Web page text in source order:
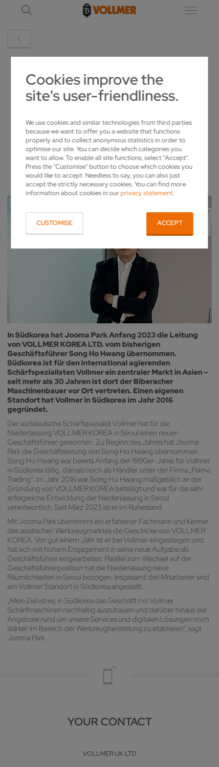
Cookies improve the
site's user-friendliness.
We use cookies and similar technologies from third parties
because we want to offer you a website that functions
properly and to collect anonymous statistics in order to
optimise our site. You can decide which categories you
want to allow. To enable all site functions, select "Accept".
Press the "Customise" button to choose which cookies you
would like to accept. Needless to say, you can also just
accept the strictly necessary cookies. You can find more
information about cookies in ourprivacy statement.
CUSTOMISE ACCEPT
WECHSEL IN DER GESCHÄFTSFÜHRUNG
BEI VOLLMER KOREA
2023-10-24
In Südkorea hat Jooma Park Anfang 2023 die Leitung
von VOLLMER KOREA LTD. vom bisherigen
Geschäftsführer Song Ho Hwang übernommen.
Südkorea ist für den international agierenden
Schärfspezialisten Vollmer ein zentraler Markt in Asien –
seit mehr als 30 Jahren ist dort der Biberacher
Maschinenbauer vor Ort vertreten. Einen eigenen
Standort hat Vollmer in Südkorea im Jahr 2016
gegründet.
Der süddeutsche Schärfspezialist Vollmer hat für die
Niederlassung VOLLMER KOREA in Seoul einen neuen
Geschäftsführer gewonnen. Zu Beginn des Jahres hat Jooma
Park die Geschäftsleitung von Song Ho Hwang übernommen.
Song Ho Hwang war bereits Anfang der 1990er-Jahre für Vollmer
in Südkorea tätig, damals noch als Händler unter der Firma „Palma
Trading“. Im Jahr 2016 war Song Ho Hwang maßgeblich an der
Gründung von VOLLMER KOREA beteiligt und war für die sehr
erfolgreiche Entwicklung der Niederlassung in Seoul
verantwortlich. Seit März 2023 ist er im Ruhestand.
Mit Jooma Park übernimmt ein erfahrener Fachmann und Kenner
des asiatischen Werkzeugmarktes die Geschicke von VOLLMER
KOREA. Vor gut einem Jahr ist er bei Vollmer eingestiegen und
hat sich mit hohem Engagement in seine neue Aufgabe als
Geschäftsführer eingearbeitet. Parallel zum Wechsel auf der
Geschäftsführerposition hat die Niederlassung neue
Räumlichkeiten in Seoul bezogen. Insgesamt drei Mitarbeiter sind
am Vollmer Standort in Südkorea angestellt.
„Mein Ziel ist es, in Südkorea das Geschäft mit Vollmer
Schärfmaschinen nachhaltig auszubauen und darüber hinaus die
Angebote rund um unsere Services und digitalen Lösungen noch
stärker im Bereich der Werkzeugherstellung zu etablieren“, sagt
Jooma Park.
YOUR CONTACT
VOLLMER UK LTD.